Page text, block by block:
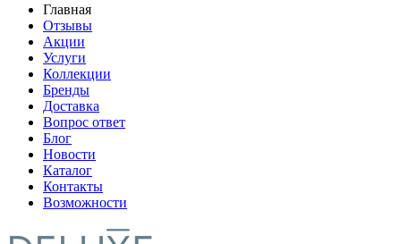
Главная
Отзывы
Акции
Услуги
Коллекции
Бренды
Доставка
Вопрос ответ
Блог
Новости
Каталог
Контакты
Возможности